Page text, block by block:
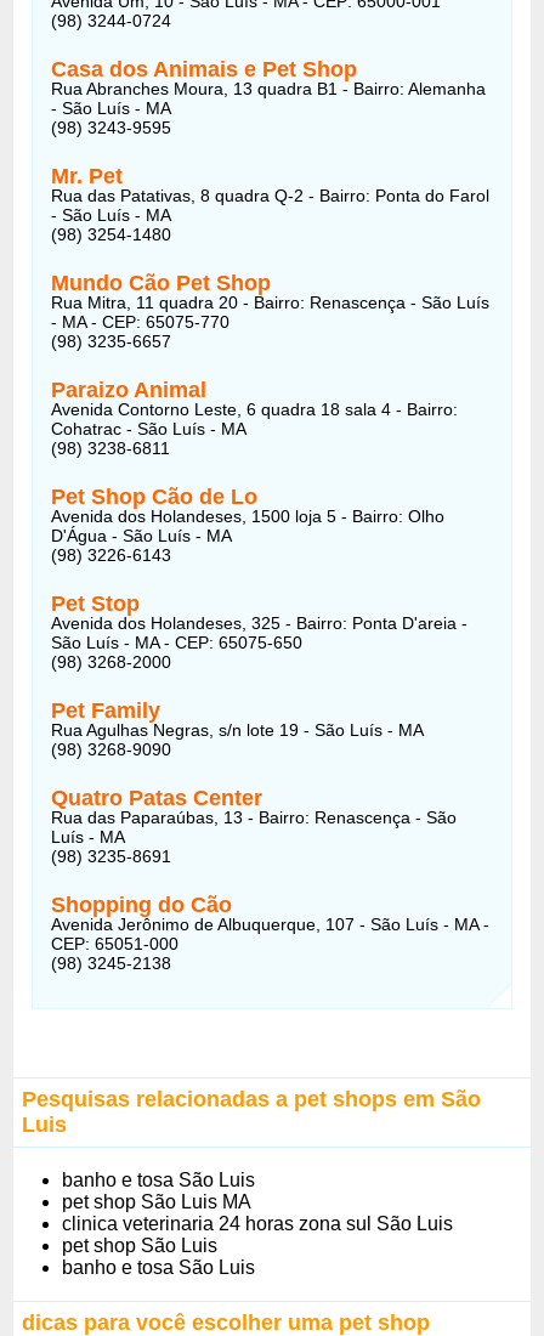
(98) 3244-0724
Casa dos Animais e Pet Shop
Rua Abranches Moura, 13 quadra B1 - Bairro: Alemanha
- São Luís - MA
(98) 3243-9595
Mr. Pet
Rua das Patativas, 8 quadra Q-2 - Bairro: Ponta do Farol
- São Luís - MA
(98) 3254-1480
Mundo Cão Pet Shop
Rua Mitra, 11 quadra 20 - Bairro: Renascença - São Luís
- MA - CEP: 65075-770
(98) 3235-6657
Paraizo Animal
Avenida Contorno Leste, 6 quadra 18 sala 4 - Bairro:
Cohatrac - São Luís - MA
(98) 3238-6811
Pet Shop Cão de Lo
Avenida dos Holandeses, 1500 loja 5 - Bairro: Olho
D'Água - São Luís - MA
(98) 3226-6143
Pet Stop
Avenida dos Holandeses, 325 - Bairro: Ponta D'areia -
São Luís - MA - CEP: 65075-650
(98) 3268-2000
Pet Family
Rua Agulhas Negras, s/n lote 19 - São Luís - MA
(98) 3268-9090
Quatro Patas Center
Rua das Paparaúbas, 13 - Bairro: Renascença - São
Luís - MA
(98) 3235-8691
Shopping do Cão
Avenida Jerônimo de Albuquerque, 107 - São Luís - MA -
CEP: 65051-000
(98) 3245-2138
Pesquisas relacionadas a pet shops em São
Luis
banho e tosa São Luis
pet shop São Luis MA
clinica veterinaria 24 horas zona sul São Luis
pet shop São Luis
banho e tosa São Luis
dicas para você escolher uma pet shop